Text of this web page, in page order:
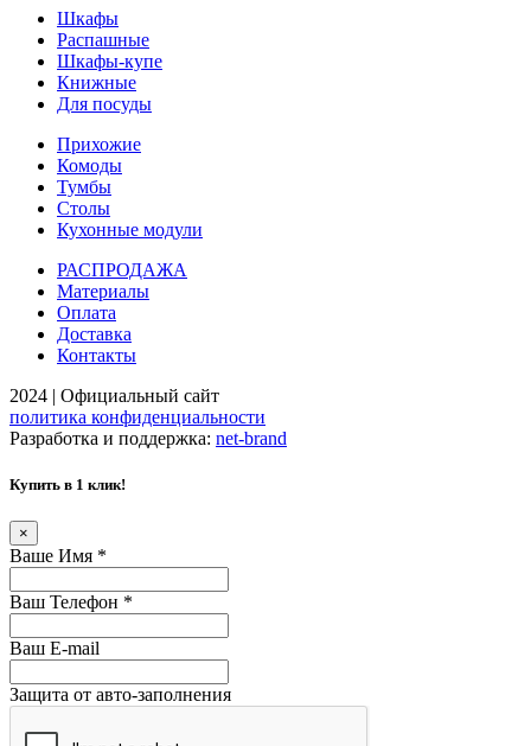
Шкафы
Распашные
Шкафы-купе
Книжные
Для посуды
Прихожие
Комоды
Тумбы
Столы
Кухонные модули
РАСПРОДАЖА
Материалы
Оплата
Доставка
Контакты
2024 | Официальный сайт
политика конфиденциальности
Разработка и поддержка: net-brand
Купить в 1 клик!
×
Ваше Имя *
Ваш Телефон *
Ваш E-mail
Защита от авто-заполнения